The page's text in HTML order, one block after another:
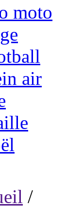
moto
air
/